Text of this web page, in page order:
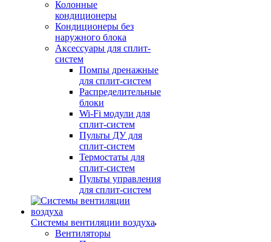
Колонные
кондиционеры
Кондиционеры без
наружного блока
Аксессуары для сплит-
систем
Помпы дренажные
для сплит-систем
Распределительные
блоки
Wi-Fi модули для
сплит-систем
Пульты ДУ для
сплит-систем
Термостаты для
сплит-систем
Пульты управления
для сплит-систем
Системы вентиляции воздуха
Вентиляторы